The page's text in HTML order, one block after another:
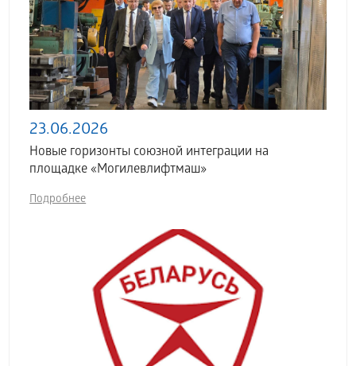
23.06.2026
Новые горизонты союзной интеграции на
площадке «Могилевлифтмаш»
Подробнее